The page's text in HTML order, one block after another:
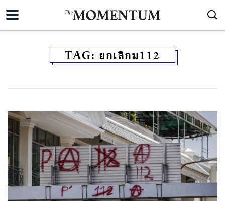
TAG: ยกเลิกม112